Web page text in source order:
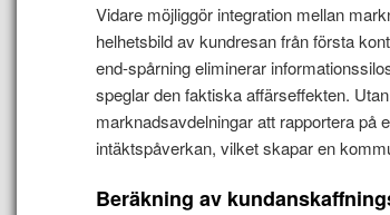
Vidare möjliggör integration mellan
helhetsbild av kundresan från första
end-spårning eliminerar
speglar den faktiska affärseffekten.
marknadsavdelningar att rapportera på
intäktspåverkan, vilket skapar en
Beräkning av